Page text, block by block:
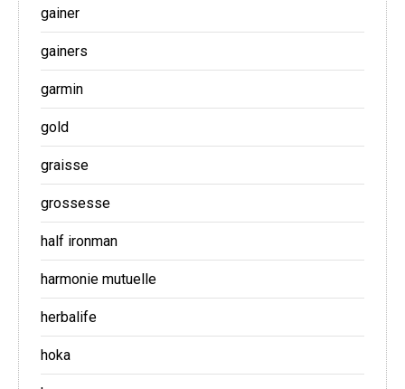
gainer
gainers
garmin
gold
graisse
grossesse
half ironman
harmonie mutuelle
herbalife
hoka